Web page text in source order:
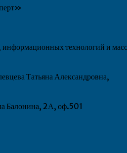
информационных технологий и
Татьяна Александровна,
Балонина, 2А, оф.501